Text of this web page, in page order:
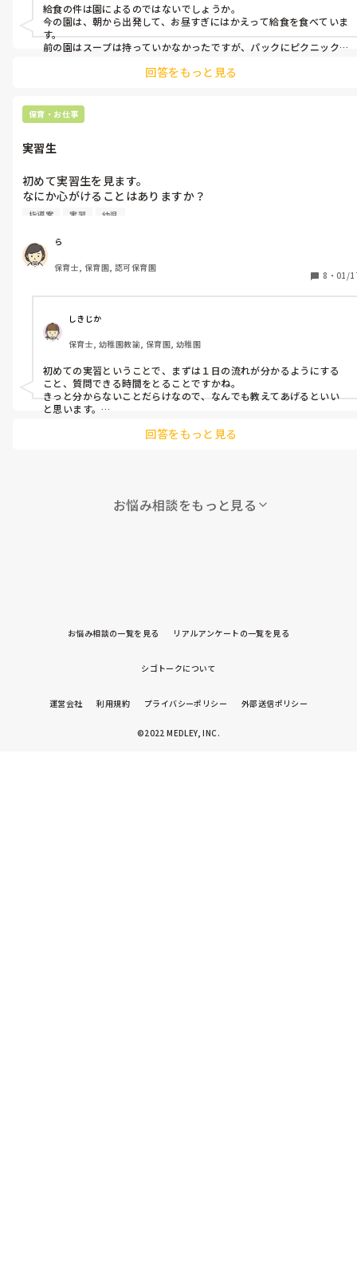
れないなら給食を持って行くんだよ。前の園ではそうしてた(プ
パックでピクニック風、汁物はスープジャー)」と。
衛生的にダメだし何言ってんだと思って、その場はスルーして主
っていたと。でも園長は前に本社からそれで指示されたそうで
他にも色々ありますが直近での出来事。
給食の件は園によるのではないでしょうか。
今の園は、朝から出発して、お昼すぎにはかえって給食を食べていま
す。
前の園はスープは持っていかなかったですが、パックにピクニック
あれから数年経っているので、衛生面とかがあるならそれに従い、
バレンタインのチョコもただだめといったのではなく、何か理由が
あるように思います。（園内でチョコの欠片が落ちてて、それがアレ
欠片を口にするかも…は誤飲になり得ますから）
私が感じたことを書かせてもらいました。
回答をもっと見る
保育・お仕事
実習生
初めて実習生を見ます。
なにか心がけることはありますか？
言葉掛け、指導案の直しについてなど！
指導案 実習 幼児
ら
保育士, 保育園, 認可保育園
8 ・ 01/
しきじか
保育士, 幼稚園教諭, 保育園, 幼稚園
初めての実習ということで、まずは１日の流れが分かるようにする
こと、質問できる時間をとることですかね。
きっと分からないことだらけなので、なんでも教えてあげるといい
と思います。
な、こうだったらよかったなといい実習になるようにしてあげたい
回答をもっと見る
お悩み相談をもっと見る
お悩み相談の一覧を見る リアルアンケートの一覧を見る
シゴトークについて
運営会社 利用規約 プライバシーポリシー 外部送信ポリシー
©2022 MEDLEY, INC.